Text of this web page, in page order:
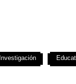
Investigación